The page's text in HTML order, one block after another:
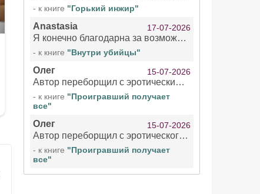
- к книге "Горький инжир"
Anastasia 17-07-2026
Я конечно благодарна за возможность бесплатно слушать книги даже новинки , но чтение этой книги просто ужасно
- к книге "Внутри убийцы"
Олег 15-07-2026
Автор переборщил с эротическими сценами. Похоже, с этим у него проблемы.
- к книге "Проигравший получает
все"
Олег 15-07-2026
Автор переборщил с эротического сценами. Похоже, с этим у него проблемы.
- к книге "Проигравший получает
все"